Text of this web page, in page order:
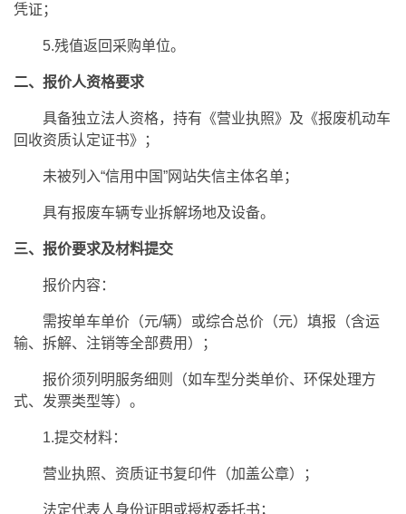
凭证；
5.残值返回采购单位。
二、报价人资格要求
具备独立法人资格，持有《营业执照》及《报废机动车
回收资质认定证书》；
未被列入“信用中国”网站失信主体名单；
具有报废车辆专业拆解场地及设备。
三、报价要求及材料提交
报价内容：
需按单车单价（元/辆）或综合总价（元）填报（含运
输、拆解、注销等全部费用）；
报价须列明服务细则（如车型分类单价、环保处理方
式、发票类型等）。
1.提交材料：
营业执照、资质证书复印件（加盖公章）；
法定代表人身份证明或授权委托书；